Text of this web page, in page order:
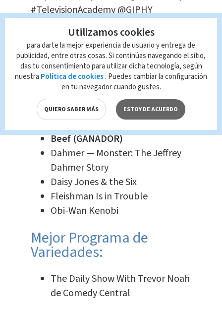
#TelevisionAcademy@GIPHY
— Television Academy
(@TelevisionAcad)January 16, 2024
Mejor Serie Limitada,
Película o Antología:
Beef (GANADOR)
Dahmer — Monster: The Jeffrey
Dahmer Story
Daisy Jones & the Six
Fleishman Is in Trouble
Obi-Wan Kenobi
Mejor Programa de
Variedades:
The Daily Show With Trevor Noah
de Comedy Central
Utilizamos cookies
para darte la mejor experiencia de usuario y entrega de
publicidad, entre otras cosas. Si continúas navegando el sitio,
das tu consentimiento para utilizar dicha tecnología, según
nuestra Política de cookies . Puedes cambiar la configuración
en tu navegador cuando gustes.
QUIERO SABER MÁS ESTOY DE ACUERDO